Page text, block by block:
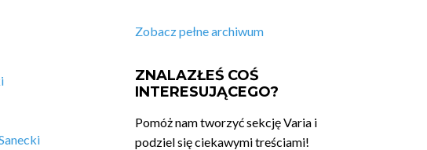
Zobacz pełne archiwum
ZNALAZŁEŚ COŚ
INTERESUJĄCEGO?
Pomóż nam tworzyć sekcję Varia i
podziel się ciekawymi treściami!